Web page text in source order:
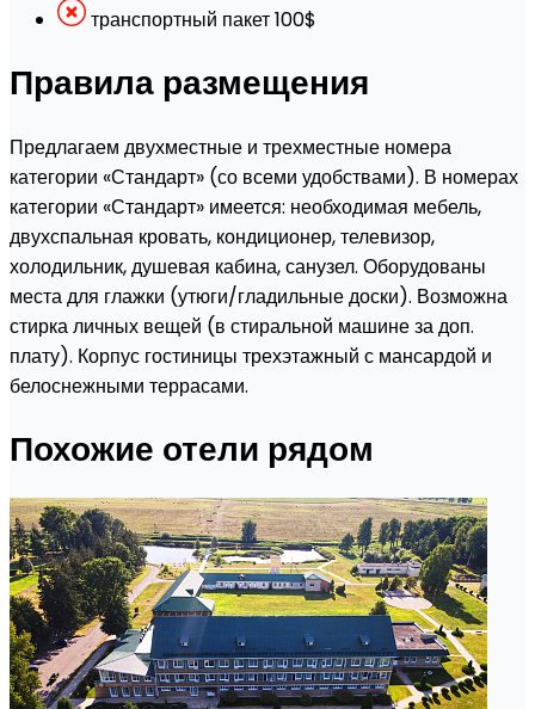
транспортный пакет 100$
Правила размещения
Предлагаем двухместные и трехместные номера
категории «Стандарт» (со всеми удобствами). В номерах
категории «Стандарт» имеется: необходимая мебель,
двухспальная кровать, кондиционер, телевизор,
холодильник, душевая кабина, санузел. Оборудованы
места для глажки (утюги/гладильные доски). Возможна
стирка личных вещей (в стиральной машине за доп.
плату). Корпус гостиницы трехэтажный с мансардой и
белоснежными террасами.
Похожие отели рядом